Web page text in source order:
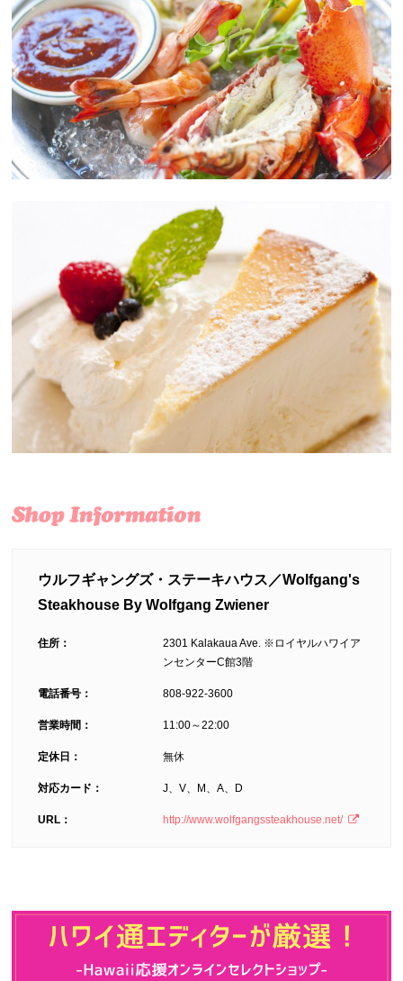
ウルフギャングズ・ステーキハウス／Wolfgang's
Steakhouse By Wolfgang Zwiener
住所：
2301 Kalakaua Ave. ※ロイヤルハワイア
ンセンターC館3階
電話番号： 808-922-3600
営業時間： 11:00～22:00
定休日： 無休
対応カード： J、V、M、A、D
URL： http://www.wolfgangssteakhouse.net/